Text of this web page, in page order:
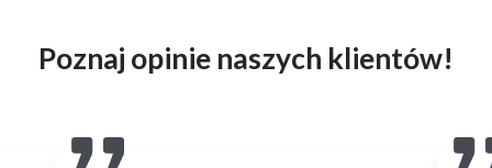
Poznaj opinie naszych klientów!